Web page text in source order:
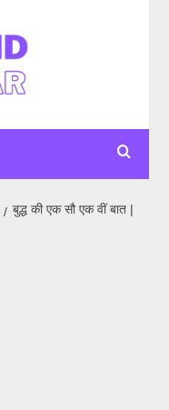
बुद्ध की एक सौ एक वीं बात |